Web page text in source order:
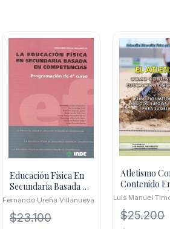
Educación Física En
Secundaria Basada En
Competencias IV
Fernando Ureña Villanueva
$23.100
Atletismo
Contenido
Educación
Luis Manuel
$25.200